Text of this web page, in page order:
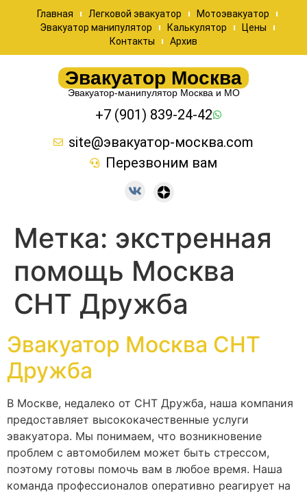
Главная Легковой эвакуатор
Мотоэвакуатор
Эвакуатор манипулятор
Калькулятор
Цены
Контакты
Архив
Эвакуатор Москва
Эвакуатор-манипулятор Москва и МО
+7 (901) 839-24-42
site@эвакуатор-москва.com
Перезвоним вам
Метка: экстренная
помощь Москва
СНТ Дружба
Эвакуатор Москва СНТ
Дружба
В Москве, недалеко от СНТ Дружба, наша компания
предоставляет высококачественные услуги
эвакуатора. Мы понимаем, что возникновение
проблем с автомобилем может быть стрессом,
поэтому готовы помочь вам в любое время. Наша
команда профессионалов оперативно реагирует на